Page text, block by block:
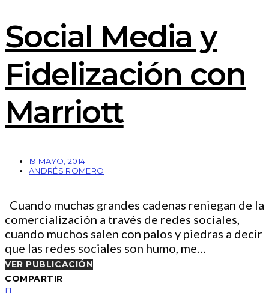
Social Media y
Fidelización con
Marriott
19 MAYO, 2014
ANDRÉS ROMERO
Cuando muchas grandes cadenas reniegan de la
comercialización a través de redes sociales,
cuando muchos salen con palos y piedras a decir
que las redes sociales son humo, me…
VER PUBLICACIÓN
COMPARTIR